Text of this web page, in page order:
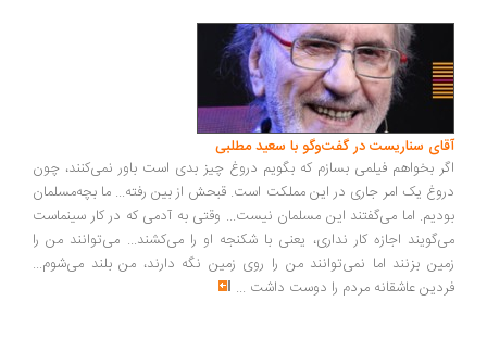
آقای سناریست در گفت‌وگو با سعید مطلبی
اگر بخواهم فیلمی بسازم که بگویم دروغ چیز بدی است باور نمی‌کنند، چون
دروغ یک امر جاری در این مملکت است. قبحش از بین رفته... ما بچه‌مسلمان
بودیم. اما می‌گفتند این مسلمان نیست... وقتی به آدمی که در کار سینماست
می‌گویند اجازه کار نداری، یعنی با شکنجه او را می‌کشند... می‌توانند من را
زمین بزنند اما نمی‌توانند من را روی زمین نگه دارند، من بلند می‌شوم...
فردین عاشقانه مردم را دوست داشت ...